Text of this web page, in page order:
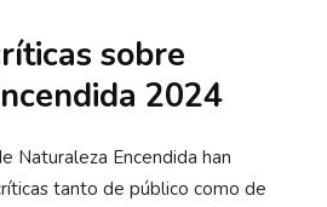
sobre
2024
Naturaleza Encendida han
tanto de público como de